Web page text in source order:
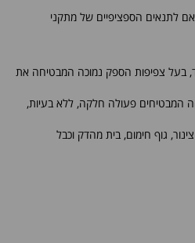
לתנאים הספציפיים של מתקני
בעל צפיפות הספק נמוכה המבטיחה את
המבטיחים פעולה חלקה, ללא בעיות,
צינור, גוף חימום, בית מהדק וכבל